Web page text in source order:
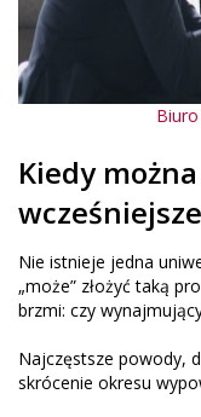
Kiedy
Nie istnieje jedna
„może” złożyć taką
brzmi: czy
Najczęstsze powody,
skrócenie okresu